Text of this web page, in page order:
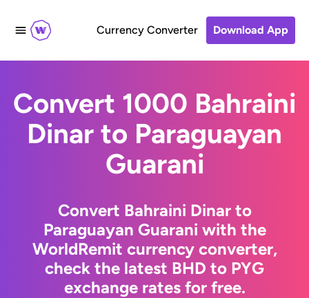
Currency Converter Download App
Convert 1000 Bahraini
Dinar to Paraguayan
Guarani
Convert Bahraini Dinar to
Paraguayan Guarani with the
WorldRemit currency converter,
check the latest BHD to PYG
exchange rates for free.